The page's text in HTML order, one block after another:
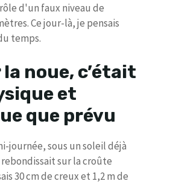
d'un faux niveau de
Ce jour-là, je pensais
temps.
noue, c’était
et
que prévu
journée, sous un soleil déjà
sur la croûte
30 cm de creux et 1,2 m de